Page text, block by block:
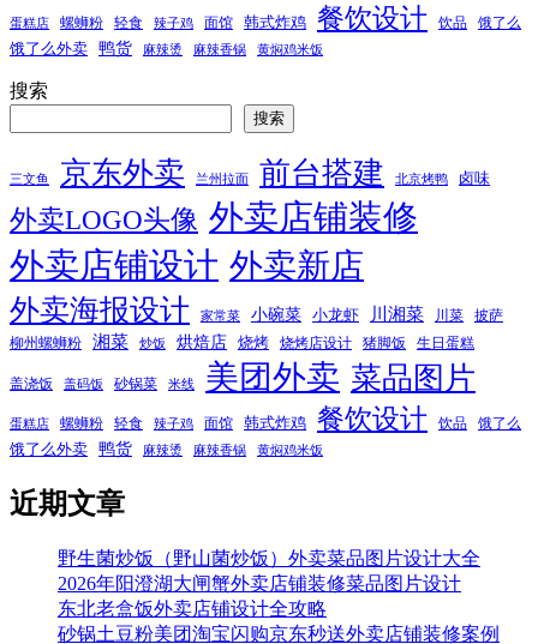
蛋糕店 螺蛳粉 轻食 辣子鸡 面馆 韩式炸鸡 餐饮设计 饮品 饿了么
饿了么外卖 鸭货 麻辣烫 麻辣香锅 黄焖鸡米饭
搜索
搜索
三文鱼 京东外卖 兰州拉面 前台搭建 北京烤鸭 卤味
外卖LOGO头像 外卖店铺装修
外卖店铺设计 外卖新店
外卖海报设计 家常菜 小碗菜 小龙虾 川湘菜 川菜
披萨
柳州螺蛳粉
湘菜 炒饭 烘焙店 烧烤 烧烤店设计 猪脚饭 生日蛋糕
盖浇饭 盖码饭 砂锅菜 米线 美团外卖 菜品图片
蛋糕店 螺蛳粉 轻食 辣子鸡 面馆 韩式炸鸡 餐饮设计 饮品 饿了么
饿了么外卖 鸭货 麻辣烫 麻辣香锅 黄焖鸡米饭
近期文章
野生菌炒饭（野山菌炒饭）外卖菜品图片设计大全
2026年阳澄湖大闸蟹外卖店铺装修菜品图片设计
东北老盒饭外卖店铺设计全攻略
砂锅土豆粉美团淘宝闪购京东秒送外卖店铺装修案例